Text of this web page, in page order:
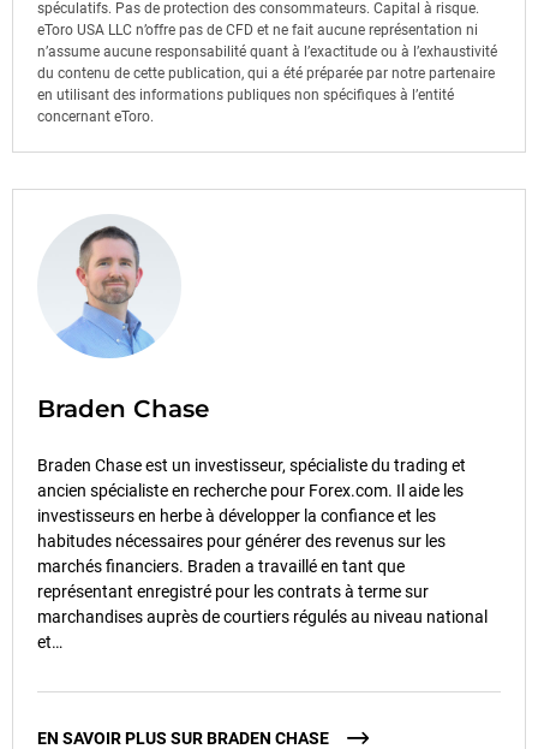
spéculatifs. Pas de protection des consommateurs. Capital à risque.
eToro USA LLC n’offre pas de CFD et ne fait aucune représentation ni
n’assume aucune responsabilité quant à l’exactitude ou à l’exhaustivité
du contenu de cette publication, qui a été préparée par notre partenaire
en utilisant des informations publiques non spécifiques à l’entité
concernant eToro.
Braden Chase
Braden Chase est un investisseur, spécialiste du trading et
ancien spécialiste en recherche pour Forex.com. Il aide les
investisseurs en herbe à développer la confiance et les
habitudes nécessaires pour générer des revenus sur les
marchés financiers. Braden a travaillé en tant que
représentant enregistré pour les contrats à terme sur
marchandises auprès de courtiers régulés au niveau national
et…
EN SAVOIR PLUS SUR BRADEN CHASE